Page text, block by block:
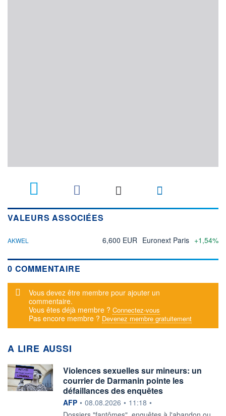
VALEURS ASSOCIÉES
AKWEL 6,600 EUR Euronext Paris +1,54%
0 COMMENTAIRE
Message d'alerte
Vous devez être membre pour ajouter un
commentaire.
Vous êtes déjà membre ? Connectez-vous
Pas encore membre ? Devenez membre gratuitement
A LIRE AUSSI
Violences sexuelles sur mineurs: un
courrier de Darmanin pointe les
défaillances des enquêtes
information fournie par
AFP • 08.08.2026 • 11:18 •